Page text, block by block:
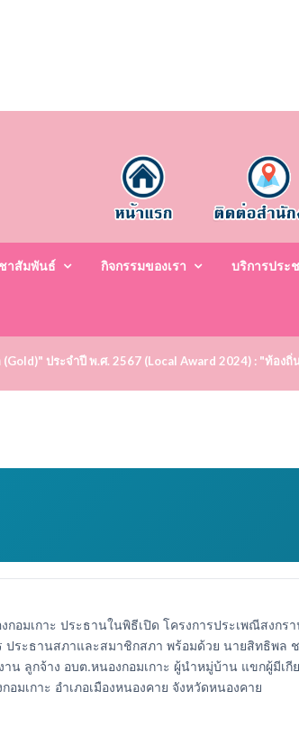
าสัมพันธ์ กิจกรรมของเรา บริการประ
ประจำปี พ.ศ. 2567 (Local Award 2024) : "ท้อ
อมเกาะ ประธานในพิธีเปิด โครงการประเพณีสงก
ระธานสภาและสมาชิกสภา พร้อมด้วย นายสิทธิพล
น ลูกจ้าง อบต.หนองกอมเกาะ ผู้นำหมู่บ้าน แขกผู้มีเ
เกาะ อำเภอเมืองหนองคาย จังหวัดหนองคาย